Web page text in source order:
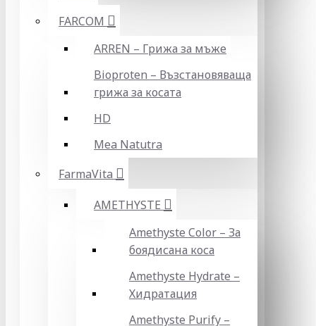
FARCOM
ARREN – Грижа за мъже
Bioproten – Възстановяваща
грижа за косата
HD
Mea Natutra
FarmaVita
AMETHYSTE
Amethyste Color – За
боядисана коса
Amethyste Hydrate –
Хидратация
Amethyste Purify –